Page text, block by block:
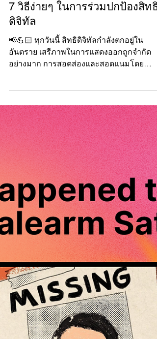
7 วิธีง่ายๆ ในการร่วมปกป้องสิทธิ
ดิจิทัล
📢💪🏻 ทุกวันนี้ สิทธิดิจิทัลกำลังตกอยู่ใน
อันตราย เสรีภาพในการแสดงออกถูกจำกัด
อย่างมาก การสอดส่องและสอดแนมโดย